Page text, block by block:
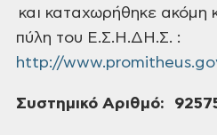
και καταχωρήθηκε ακόμη
πύλη του Ε.Σ.Η.ΔΗ.Σ. :
http://
Συστημικό Αριθμό: